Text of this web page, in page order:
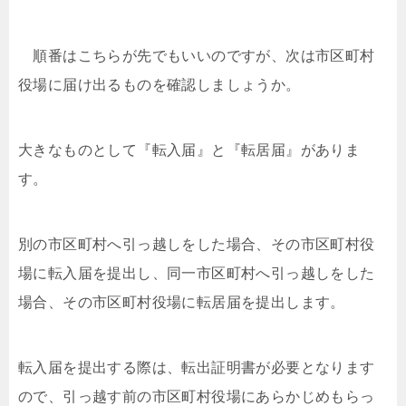
順番はこちらが先でもいいのですが、次は市区町村
役場に届け出るものを確認しましょうか。
大きなものとして『転入届』と『転居届』がありま
す。
別の市区町村へ引っ越しをした場合、その市区町村役
場に転入届を提出し、同一市区町村へ引っ越しをした
場合、その市区町村役場に転居届を提出します。
転入届を提出する際は、転出証明書が必要となります
ので、引っ越す前の市区町村役場にあらかじめもらっ